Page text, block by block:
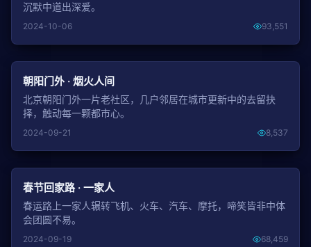
沉默中道出深爱。
2024-10-06 93,551
朝阳门外 · 烟火人间
北京朝阳门外一片老社区，几户邻居在城市更新中的去留抉
择，触动每一颗都市心。
2024-09-21 8,537
春节回家路 · 一家人
春运路上一家人辗转飞机、火车、汽车、摩托，啼笑皆非中体
会团圆不易。
2024-09-19 68,459